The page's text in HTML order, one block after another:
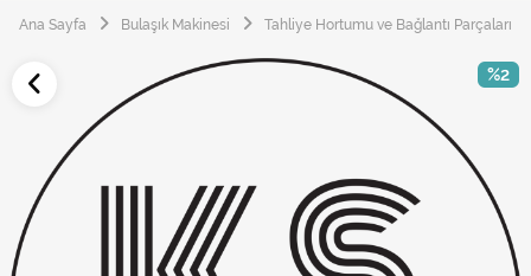
Çamaşır Kurutma Makinesi
Elektrikli Aksamlar
Elektrikli Süpürge
Ana Sayfa Bulaşık Makinesi Tahliye Hortumu ve Bağlantı Parçaları
%2